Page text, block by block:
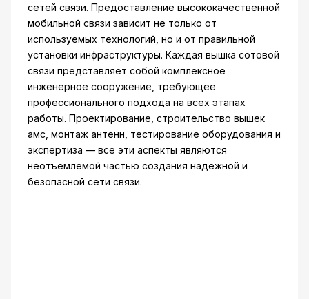
сетей связи. Предоставление высококачественной
мобильной связи зависит не только от
используемых технологий, но и от правильной
установки инфраструктуры. Каждая вышка сотовой
связи представляет собой комплексное
инженерное сооружение, требующее
профессионального подхода на всех этапах
работы. Проектирование, строительство вышек
амс, монтаж антенн, тестирование оборудования и
экспертиза — все эти аспекты являются
неотъемлемой частью создания надежной и
безопасной сети связи.